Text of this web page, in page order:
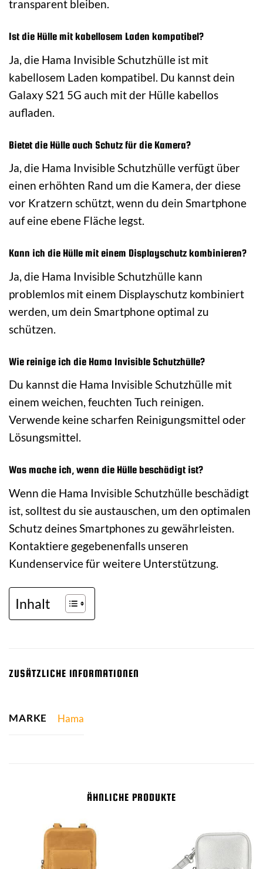
transparent bleiben.
Ist die Hülle mit kabellosem Laden kompatibel?
Ja, die Hama Invisible Schutzhülle ist mit
kabellosem Laden kompatibel. Du kannst dein
Galaxy S21 5G auch mit der Hülle kabellos
aufladen.
Bietet die Hülle auch Schutz für die Kamera?
Ja, die Hama Invisible Schutzhülle verfügt über
einen erhöhten Rand um die Kamera, der diese
vor Kratzern schützt, wenn du dein Smartphone
auf eine ebene Fläche legst.
Kann ich die Hülle mit einem Displayschutz kombinieren?
Ja, die Hama Invisible Schutzhülle kann
problemlos mit einem Displayschutz kombiniert
werden, um dein Smartphone optimal zu
schützen.
Wie reinige ich die Hama Invisible Schutzhülle?
Du kannst die Hama Invisible Schutzhülle mit
einem weichen, feuchten Tuch reinigen.
Verwende keine scharfen Reinigungsmittel oder
Lösungsmittel.
Was mache ich, wenn die Hülle beschädigt ist?
Wenn die Hama Invisible Schutzhülle beschädigt
ist, solltest du sie austauschen, um den optimalen
Schutz deines Smartphones zu gewährleisten.
Kontaktiere gegebenenfalls unseren
Kundenservice für weitere Unterstützung.
Inhalt
ZUSÄTZLICHE INFORMATIONEN
MARKE Hama
ÄHNLICHE PRODUKTE